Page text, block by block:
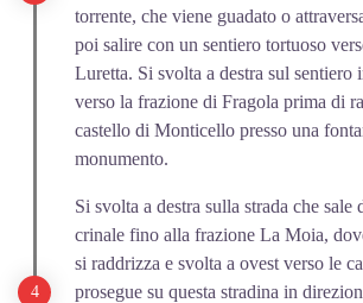
torrente, che viene guadato o
poi salire con un sentiero tortuoso
Luretta. Si svolta a destra sul sentiero
verso la frazione di Fragola prima di
castello di Monticello presso una
monumento.
Si svolta a destra sulla strada che
crinale fino alla frazione La Moia,
si raddrizza e svolta a ovest verso le
prosegue su questa stradina in